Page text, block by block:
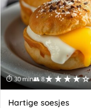
⏱ 30 min👥 8★★★★☆
Hartige soesjes